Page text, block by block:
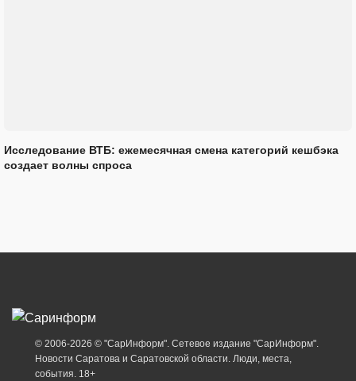
Исследование ВТБ: ежемесячная смена категорий кешбэка
создает волны спроса
© 2006-2026 © "СарИнформ". Сетевое издание "СарИнформ".
Новости Саратова и Саратовской области. Люди, места,
события. 18+